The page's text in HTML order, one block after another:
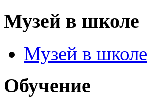
Музей в школе
Музей в школе
Обучение